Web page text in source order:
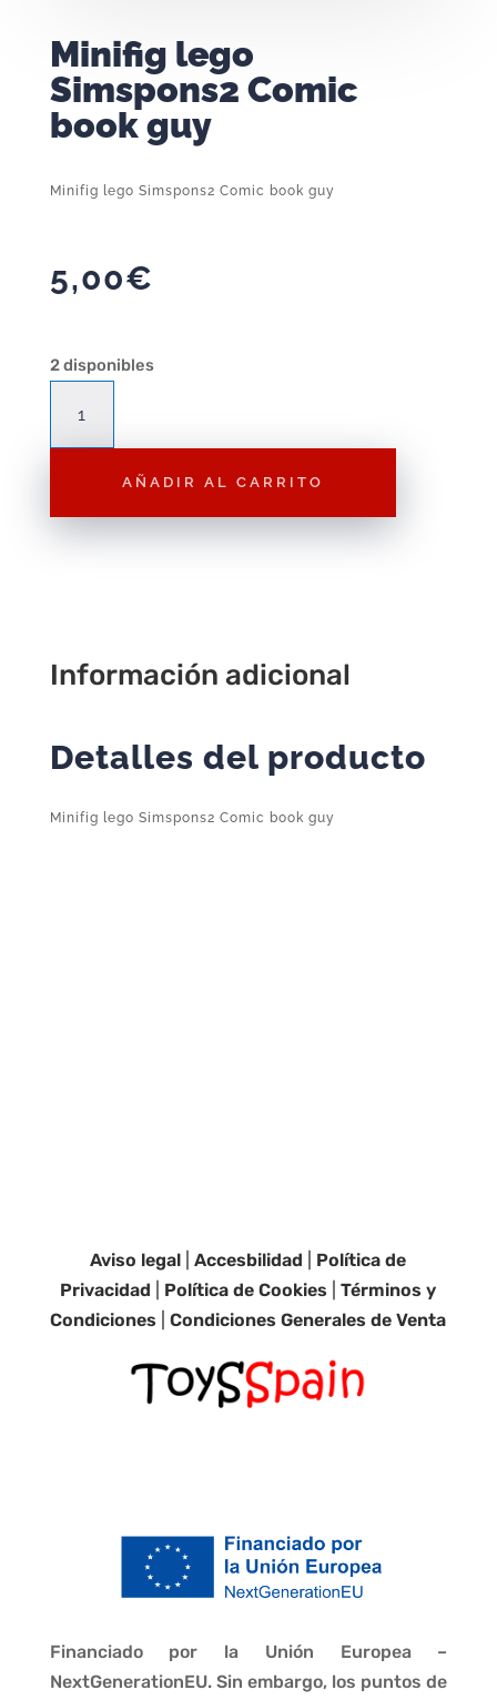
Minifig lego
Simspons2 Comic
book guy
Minifig lego Simspons2 Comic book guy
5,00€
2 disponibles
book
AÑADIR AL CARRITO
Información adicional
Detalles del producto
Minifig lego Simspons2 Comic book guy
Aviso legal |Accesbilidad
Política de
Privacidad
Política de Cookies |Términos y
Condiciones |Condiciones Generales de Venta
Financiado por la Unión Europea –
NextGenerationEU. Sin embargo, los puntos de